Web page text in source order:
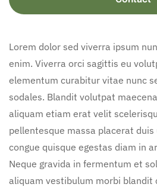
Lorem dolor sed viverra ipsum
enim. Viverra orci sagittis eu
elementum curabitur vitae nunc
sodales. Blandit volutpat
aliquam etiam erat velit
pellentesque massa placerat
congue quisque egestas diam in
Neque gravida in fermentum et
aliquam vestibulum morbi blandit